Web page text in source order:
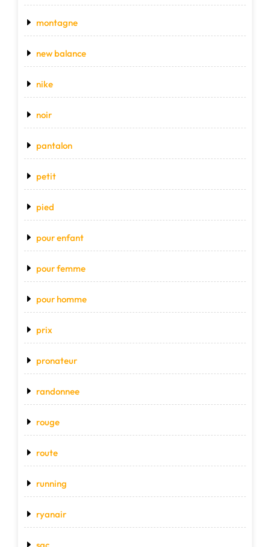
montagne
new balance
nike
noir
pantalon
petit
pied
pour enfant
pour femme
pour homme
prix
pronateur
randonnee
rouge
route
running
ryanair